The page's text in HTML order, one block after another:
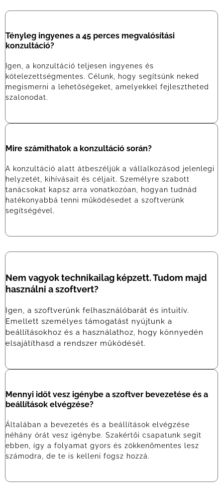
Tényleg ingyenes a 45 perces megvalósítási
konzultáció?
Igen, a konzultáció teljesen ingyenes és
kötelezettségmentes. Célunk, hogy segítsünk neked
megismerni a lehetőségeket, amelyekkel fejlesztheted
szalonodat.
Mire számíthatok a konzultáció során?
A konzultáció alatt átbeszéljük a vállalkozásod jelenlegi
helyzetét, kihívásait és céljait. Személyre szabott
tanácsokat kapsz arra vonatkozóan, hogyan tudnád
hatékonyabbá tenni működésedet a szoftverünk
segítségével.
Nem vagyok technikailag képzett. Tudom majd
használni a szoftvert?
Igen, a szoftverünk felhasználóbarát és intuitív.
Emellett személyes támogatást nyújtunk a
beállításokhoz és a használathoz, hogy könnyedén
elsajátíthasd a rendszer működését.
Mennyi időt vesz igénybe a szoftver bevezetése és a
beállítások elvégzése?
Általában a bevezetés és a beállítások elvégzése
néhány órát vesz igénybe. Szakértői csapatunk segít
ebben, így a folyamat gyors és zökkenőmentes lesz
számodra, de te is kelleni fogsz hozzá.